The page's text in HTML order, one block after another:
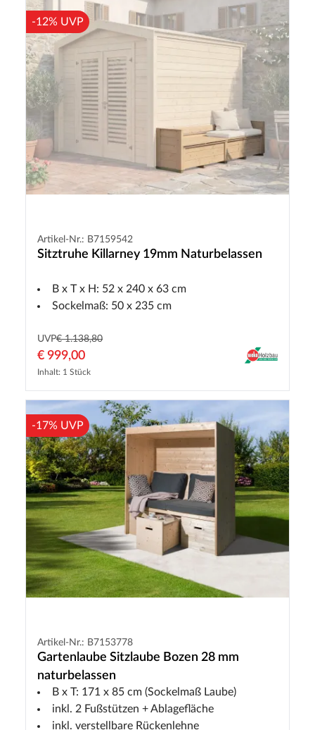
-12% UVP
Artikel-Nr.: B7159542
Sitztruhe Killarney 19mm Naturbelassen
B x T x H: 52 x 240 x 63 cm
Sockelmaß: 50 x 235 cm
UVP€ 1.138,80
€ 999,00
Inhalt: 1 Stück
-17% UVP
Artikel-Nr.: B7153778
Gartenlaube Sitzlaube Bozen 28 mm
naturbelassen
B x T: 171 x 85 cm (Sockelmaß Laube)
inkl. 2 Fußstützen + Ablagefläche
inkl. verstellbare Rückenlehne